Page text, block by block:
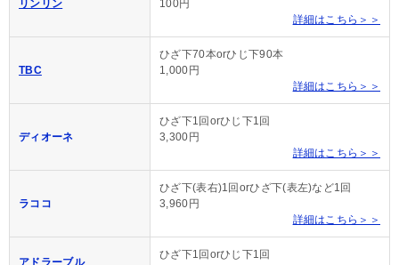
リンリン
100円
詳細はこちら＞＞
TBC
ひざ下70本orひじ下90本
1,000円
詳細はこちら＞＞
ディオーネ
ひざ下1回orひじ下1回
3,300円
詳細はこちら＞＞
ラココ
ひざ下(表右)1回orひざ下(表左)など1回
3,960円
詳細はこちら＞＞
ひざ下1回orひじ下1回